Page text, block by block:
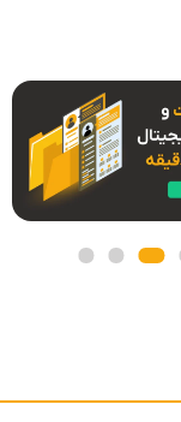
همه چیز درباره الگوریتم اجماع تندرمینت و مزایای آن